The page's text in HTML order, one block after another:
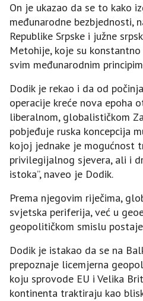
On je ukazao da se to kako
međunarodne bezbjednosti,
Republike Srpske i južne
Metohije, koje su
svim međunarodnim
Dodik je rekao i da od
operacije kreće nova epoha
liberalnom, globalističkom
pobjeđuje ruska koncepcija
kojoj jednake je mogućnost
privilegijalnog sjevera, ali i
istoka”, naveo je Dodik.
Prema njegovim riječima,
svjetska periferija, već u
geopolitičkom smislu
Dodik je istakao da se na
prepoznaje licemjerna
koju sprovode EU i Velika
kontinenta traktiraju kao